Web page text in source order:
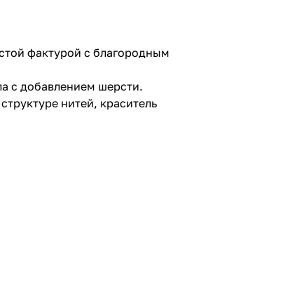
фактурой с благородным
с добавлением шерсти.
нитей, краситель